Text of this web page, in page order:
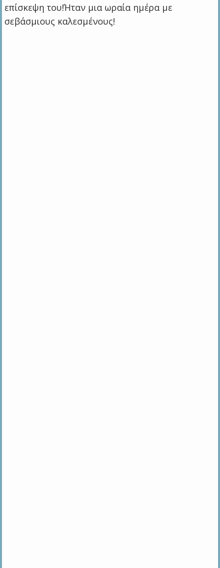
επίσκεψη του!Ήταν μια ωραία ημέρα με
σεβάσμιους καλεσμένους!